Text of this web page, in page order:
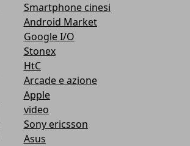
Smartphone cinesi
Android Market
Google I/O
Stonex
HtC
Arcade e azione
Apple
video
Sony ericsson
Asus